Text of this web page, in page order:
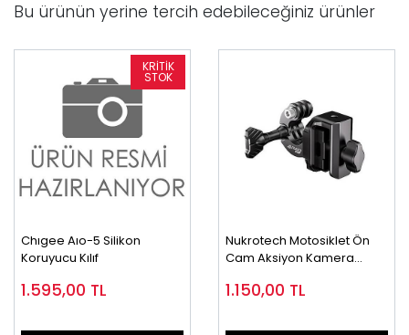
Bu ürünün yerine tercih edebileceğiniz ürünler
Chıgee Aıo-5 Silikon
Koruyucu Kılıf
1.595,00 TL
Nukrotech Motosiklet Ön
Cam Aksiyon Kamera
1.150,00 TL